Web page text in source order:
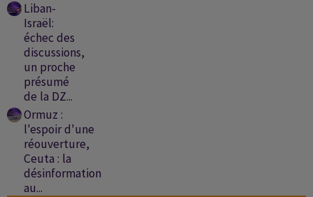
Liban-
Israël:
échec des
discussions,
un proche
présumé
de la DZ...
Ormuz :
l'espoir d'une
réouverture,
Ceuta : la
désinformation
au...